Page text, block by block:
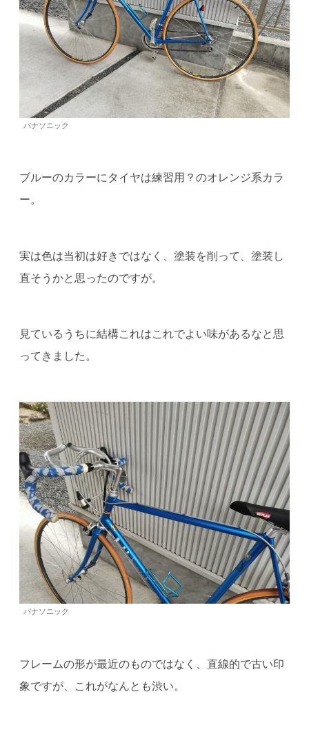
パナソニック
ブルーのカラーにタイヤは練習用？のオレンジ系カラ
ー。
実は色は当初は好きではなく、塗装を削って、塗装し
直そうかと思ったのですが。
見ているうちに結構これはこれでよい味があるなと思
ってきました。
パナソニック
フレームの形が最近のものではなく、直線的で古い印
象ですが、これがなんとも渋い。